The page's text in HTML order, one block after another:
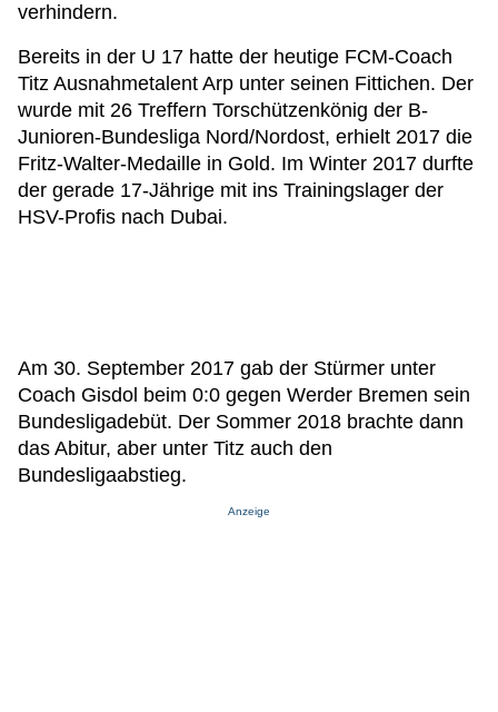
verhindern.
Bereits in der U 17 hatte der heutige FCM-Coach
Titz Ausnahmetalent Arp unter seinen Fittichen. Der
wurde mit 26 Treffern Torschützenkönig der B-
Junioren-Bundesliga Nord/Nordost, erhielt 2017 die
Fritz-Walter-Medaille in Gold. Im Winter 2017 durfte
der gerade 17-Jährige mit ins Trainingslager der
HSV-Profis nach Dubai.
Am 30. September 2017 gab der Stürmer unter
Coach Gisdol beim 0:0 gegen Werder Bremen sein
Bundesligadebüt. Der Sommer 2018 brachte dann
das Abitur, aber unter Titz auch den
Bundesligaabstieg.
Anzeige